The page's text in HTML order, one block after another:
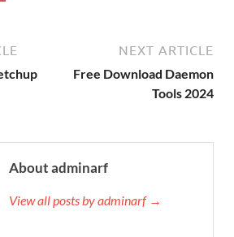
NEXT ARTICLE
Free Download Daemon
Tools 2024
About adminarf
View all posts by adminarf →